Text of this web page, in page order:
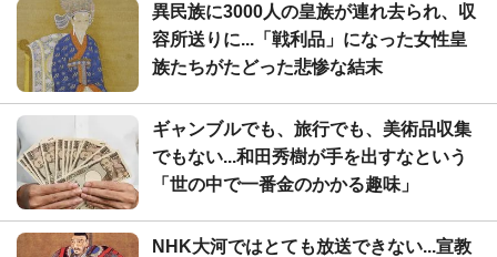
異民族に3000人の皇族が連れ去られ、収
容所送りに...「戦利品」になった女性皇
族たちがたどった悲惨な結末
ギャンブルでも、旅行でも、美術品収集
でもない...和田秀樹が手を出すなという
「世の中で一番金のかかる趣味」
NHK大河ではとても放送できない...宣教